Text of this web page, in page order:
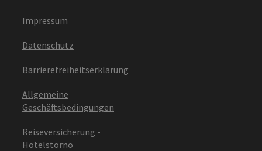
Impressum
Datenschutz
Barrierefreiheitserklärung
Allgemeine
Geschäftsbedingungen
Reiseversicherung -
Hotelstorno